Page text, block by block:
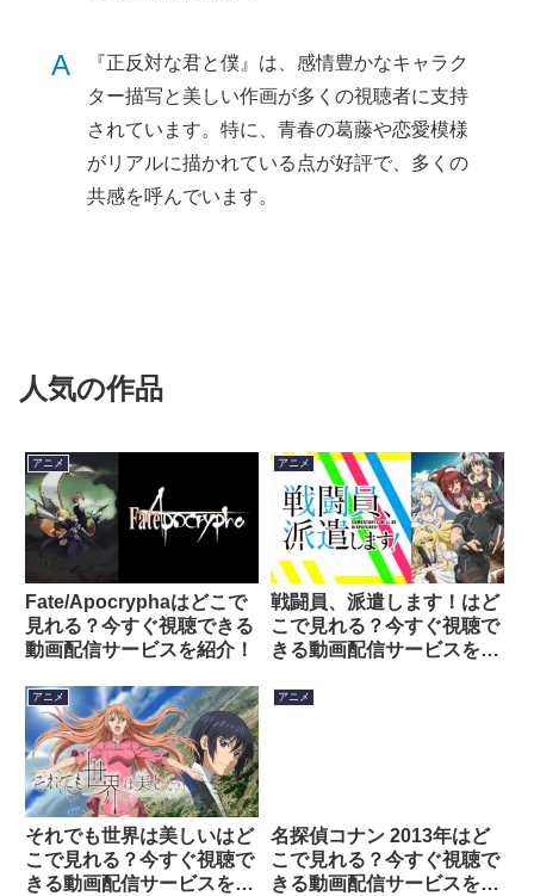
A
『正反対な君と僕』は、感情豊かなキャラク
ター描写と美しい作画が多くの視聴者に支持
されています。特に、青春の葛藤や恋愛模様
がリアルに描かれている点が好評で、多くの
共感を呼んでいます。
人気の作品
アニメ
Fate/Apocryphaはどこで
見れる？今すぐ視聴できる
動画配信サービスを紹介！
アニメ
戦闘員、派遣します！はど
こで見れる？今すぐ視聴で
きる動画配信サービスを紹
アニメ
それでも世界は美しいはど
こで見れる？今すぐ視聴で
きる動画配信サービスを紹
アニメ
名探偵コナン 2013年はど
こで見れる？今すぐ視聴で
きる動画配信サービスを紹